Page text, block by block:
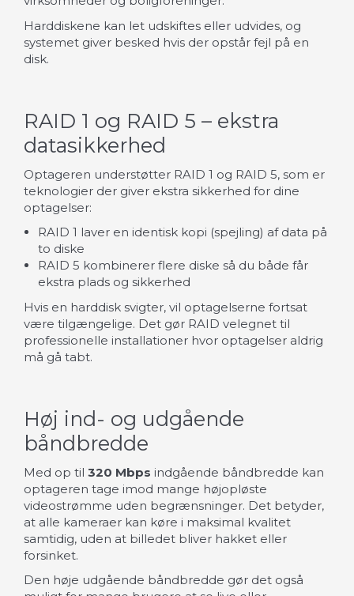
Harddiskene kan let udskiftes eller udvides, og
systemet giver besked hvis der opstår fejl på en
disk.
RAID 1 og RAID 5 – ekstra
datasikkerhed
Optageren understøtter RAID 1 og RAID 5, som er
teknologier der giver ekstra sikkerhed for dine
optagelser:
RAID 1 laver en identisk kopi (spejling) af data på
to diske
RAID 5 kombinerer flere diske så du både får
ekstra plads og sikkerhed
Hvis en harddisk svigter, vil optagelserne fortsat
være tilgængelige. Det gør RAID velegnet til
professionelle installationer hvor optagelser aldrig
må gå tabt.
Høj ind- og udgående
båndbredde
Med op til 320 Mbps indgående båndbredde kan
optageren tage imod mange højopløste
videostrømme uden begrænsninger. Det betyder,
at alle kameraer kan køre i maksimal kvalitet
samtidig, uden at billedet bliver hakket eller
forsinket.
Den høje udgående båndbredde gør det også